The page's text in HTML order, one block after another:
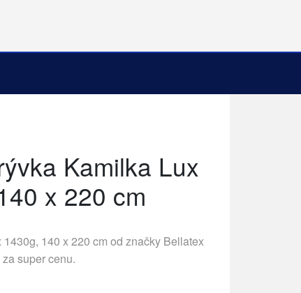
Kamilka Lux
x 220 cm
140 x 220 cm od značky Bellatex
super cenu.